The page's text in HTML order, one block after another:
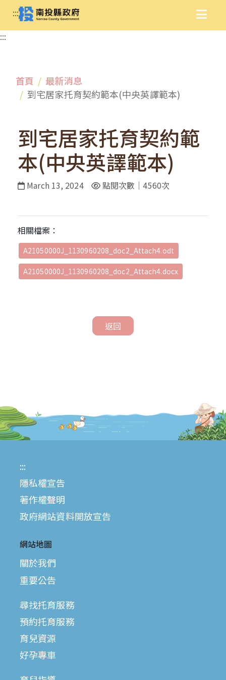
:::
:::
首頁
最新消息
到宅居家托育契約範本(中央英譯範本)
到宅居家托育契約範
本(中央英譯範本)
March 13, 2024 點閱次數｜4560次
相關檔案：
A21050000J_1130960208_doc2_Attach4.odt
A21050000J_1130960208_doc2_Attach4.docx
返回
:::
隱私權宣告
著作權聲明
政府網站資料開放宣告
網站地圖
關於我們
重要公告
尋找托育服務
預約托育服務
育兒資源
好孕專車